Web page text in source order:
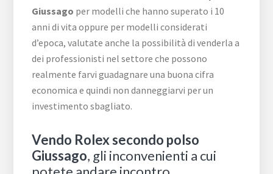
Giussago per modelli che hanno superato i 10
anni di vita oppure per modelli considerati
d’epoca, valutate anche la possibilità di venderla a
dei professionisti nel settore che possono
realmente farvi guadagnare una buona cifra
economica e quindi non danneggiarvi per un
investimento sbagliato.
Vendo Rolex secondo polso
Giussago, gli inconvenienti a cui